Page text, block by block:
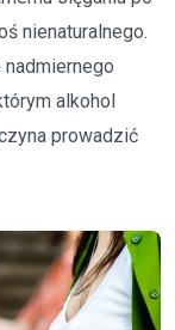
nienaturalnego.
alkohol
prowadzić